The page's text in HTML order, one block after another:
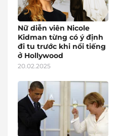
Nữ diễn viên Nicole
Kidman từng có ý định
đi tu trước khi nổi tiếng
ở Hollywood
20.02.2025